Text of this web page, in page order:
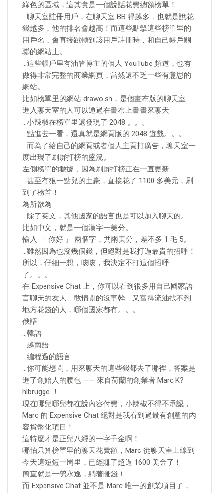
綠色的區域，這其實是一個說話花費總額榜單！
…聊天室註冊用戶，在聊天室 BB 得越多，也就是說花
錢越多，他的排名會越高！而這些點擊這些榜單里的
用戶名，會直接跳轉到該用戶註冊時，和自己帳戶關
聯的網站上。
…這些帳戶里有油管博主的個人 YouTube 頻道，也有
做得非常完整的商業網頁，當然還不乏一些有意思的
網站。
比如榜單里的網站 drawo.sh，是個畫布版的聊天室
進入聊天室的人可以通過在畫布上畫畫來聊天
…小辣椒在榜單里還發現了 2048 。。。
…點進去一看，還真就是網頁版的 2048 遊戲。。。
…而為了給自己的網頁或者個人主頁打廣告，聊天室一
度出現了刷屏打榜的盛況。
左側榜單的數據，因為刷屏打榜正在一直更新
…甚至有狠一點兒的土豪，直接花了 1100 多美元，刷
到了榜首！
為所欲為
…除了英文，其他國家的語言也是可以加入聊天的。
比如中文，就是一個漢字一美分。
輸入 「 你好 」 兩個字，共兩美分，差不多 1 毛 5。
…雖然因為也沒幾個錢，但絕對是我打過最貴的招呼！
所以，仔細一想，咳咳，我決定不打這個招呼
了。。。
在 Expensive Chat 上，你可以看到很多用自己國家語
言聊天的友人，敢情閒的沒事幹，又富得流油找不到
地方花錢的人，哪個國家都有。。。
俄語
…韓語
…越南語
…編程過的語言
…你可能想問，用來聊天的這些錢都去了哪裡，答案是
進了創始人的腰包 —— 來自荷蘭的創業者 Marc K?
hlbrugge ！
現在哪兒哪兒都在說內容付費，小辣椒不得不承認，
Marc 的 Expensive Chat 絕對是我看到過最有創意的內
容貨幣化項目！
這特麼才是正兒八經的一字千金啊！
哪怕只算榜單里的聊天花費額，Marc 從聊天室上線到
今天這短短一周里，已經賺了超過 1600 美金了！
簡直就是一勞永逸，躺著賺錢！
而 Expensive Chat 並不是 Marc 唯一的創業項目了，